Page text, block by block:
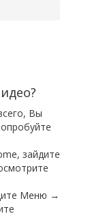
Вы
зайдите
Меню →